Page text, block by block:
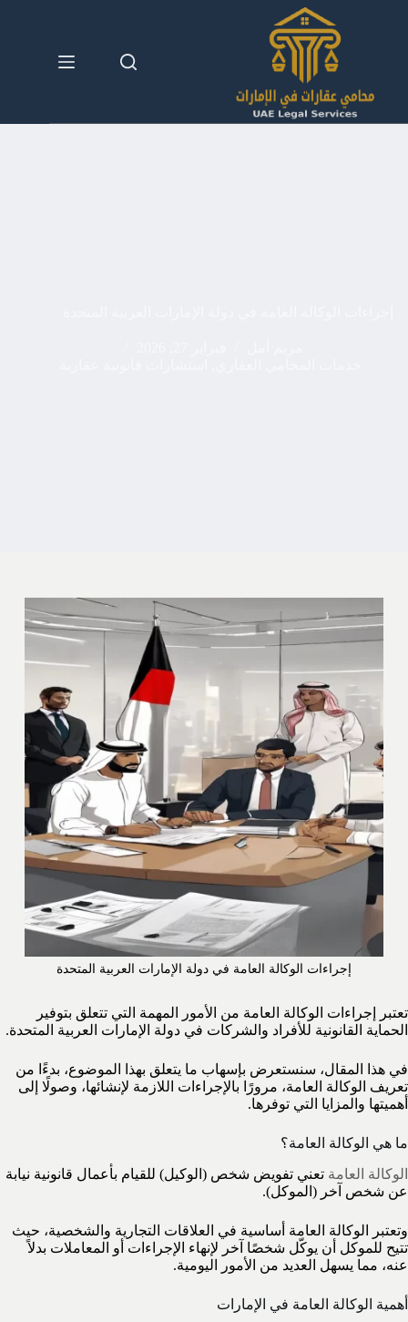
إجراءات الوكالة العامة في دولة الإمارات العربية المتحدة
تعتبر إجراءات الوكالة العامة من الأمور المهمة التي تتعلق بتوفير
الحماية القانونية للأفراد والشركات في دولة الإمارات العربية المتحدة.
في هذا المقال، سنستعرض بإسهاب ما يتعلق بهذا الموضوع، بدءًا من
تعريف الوكالة العامة، مرورًا بالإجراءات اللازمة لإنشائها، وصولًا إلى
أهميتها والمزايا التي توفرها.
ما هي الوكالة العامة؟
الوكالة العامة تعني تفويض شخص (الوكيل) للقيام بأعمال قانونية نيابة
عن شخص آخر (الموكل).
وتعتبر الوكالة العامة أساسية في العلاقات التجارية والشخصية، حيث
تتيح للموكل أن يوكّل شخصًا آخر لإنهاء الإجراءات أو المعاملات بدلاً
عنه، مما يسهل العديد من الأمور اليومية.
أهمية الوكالة العامة في الإمارات